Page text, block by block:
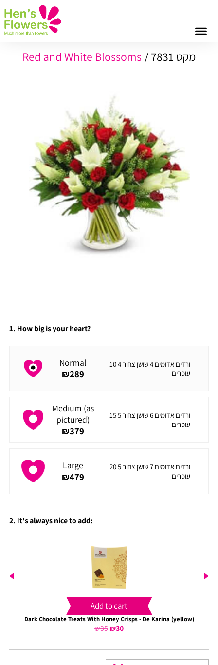
1. How big is your heart?
Normal
₪289
10 ורדים אדומים 4 שושן צחור 4
עופרים
Medium (as
pictured)
₪379
15 ורדים אדומים 6 שושן צחור 5
עופרים
Large
₪479
20 ורדים אדומים 7 שושן צחור 5
עופרים
2. It's always nice to add:
Add to cart
Dark Chocolate Treats With Honey Crisps - De Karina (yellow)
₪35Original
was:
₪35.
₪30
is:
₪30.
Red and White Blossoms מקט 7831